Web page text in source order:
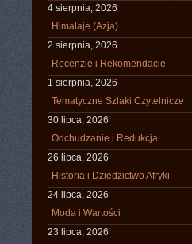
4 sierpnia, 2026
Himalaje (Azja)
2 sierpnia, 2026
Recenzje i Rekomendacje
1 sierpnia, 2026
Tematyczne Szlaki Czytelnicze
30 lipca, 2026
Odchudzanie i Redukcja
26 lipca, 2026
Historia i Dziedzictwo Afryki
24 lipca, 2026
Moda i Wartości
23 lipca, 2026